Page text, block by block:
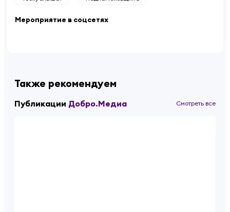
Мероприятие в соцсетях
Также рекомендуем
Публикации Добро.Медиа Смотреть все